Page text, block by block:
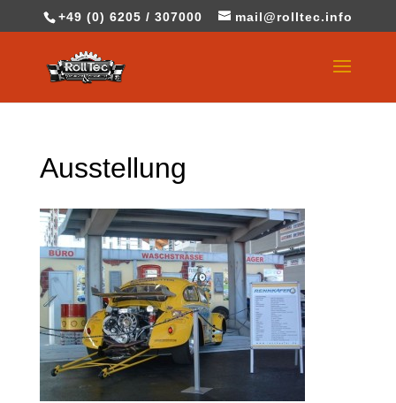
+49 (0) 6205 / 307000 mail@rolltec.info
Ausstellung